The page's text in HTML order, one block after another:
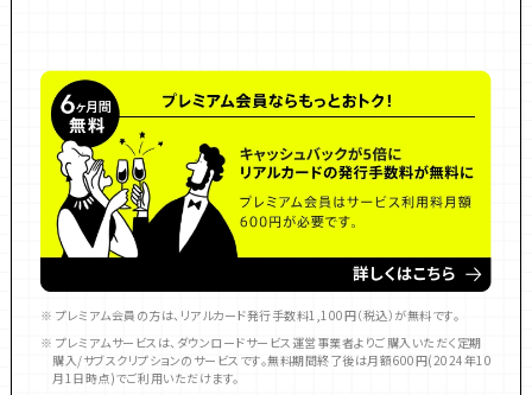
※ プレミアム会員の方は、リアルカード発行手数料1,100円（税込）が無料です。
※ プレミアムサービスは、ダウンロードサービス運営事業者よりご購入いただく定期
購入/サブスクリプションのサービスです。無料期間終了後は月額600円(2024年10
月1日時点)​でご利用いただけます。